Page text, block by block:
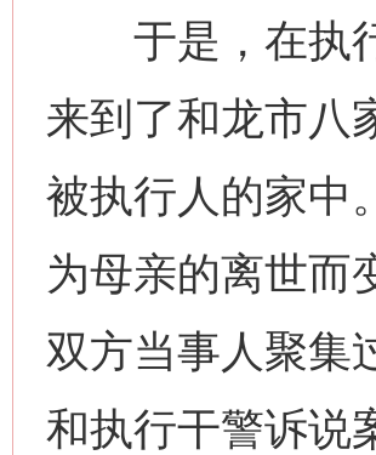
于是，在执行
来到了和龙市八
被执行人的家中
为母亲的离世而
双方当事人聚集
和执行干警诉说